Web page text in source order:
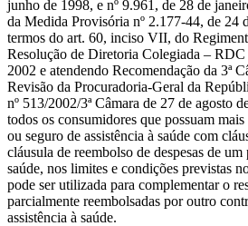
junho de 1998, e nº 9.961, de 28 de
da Medida Provisória nº 2.177-44, de 24
termos do art. 60, inciso VII, do
Resolução de Diretoria Colegiada – RDC
2002 e atendendo Recomendação da 3ª
Revisão da Procuradoria-Geral da
nº 513/2002/3ª Câmara de 27 de agosto
todos os consumidores que possuam
ou seguro de assistência à saúde com
cláusula de reembolso de despesas de um
saúde, nos limites e condições previstas
pode ser utilizada para complementar o
parcialmente reembolsadas por outro
assistência à saúde.